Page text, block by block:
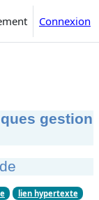
Connexion
gestion
lien hypertexte